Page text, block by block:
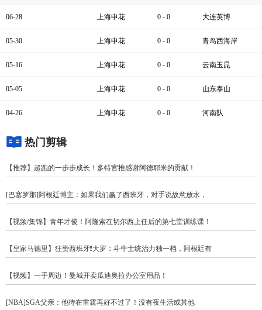
06-28 上海申花 0 - 0 大连英博
05-30 上海申花 0 - 0 青岛西海岸
05-16 上海申花 0 - 0 云南玉昆
05-05 上海申花 0 - 0 山东泰山
04-26 上海申花 0 - 0 河南队
热门剪辑
【推荐】超跑的一步步成长！多特官推感谢阿德耶米的贡献！
[巴塞罗那]阿根廷博主：如果我们赢了西班牙，对手说故意放水，
【视频/集锦】青年才俊！阿隆索在切尔西上任后的第七堂训练课！
【皇家马德里】狂赞西班牙❗大罗：斗牛士统治力独一档，阿根廷有
【视频】一手周边！曼城开卖瓜迪奥拉办公室用品！
[NBA]SGA父亲：他待在雷霆再好不过了！没有夜生活或其他